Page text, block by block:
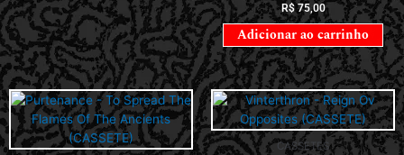
R$75,00
Adicionar ao carrinho
CASSETES